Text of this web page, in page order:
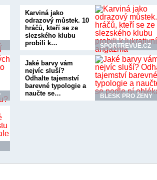
Karviná jako
odrazový můstek. 10
hráčů, kteří se ze
slezského klubu
probili k…
SPORTREVUE.CZ
Jaké barvy vám
nejvíc sluší?
Odhalte tajemství
barevné typologie a
naučte se…
BLESK PRO ŽENY